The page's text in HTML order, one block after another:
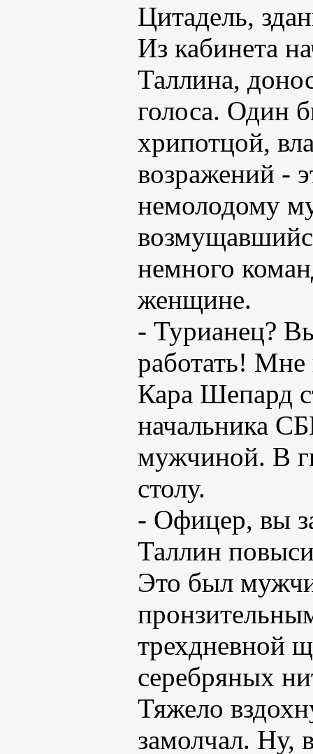
Цитадель,
Из кабинета
Таллина,
голоса. Один
хрипотцой,
возражений -
немолодому
немного
женщине.
- Турианец?
работать!
Кара Шепард
начальника
мужчиной. В
столу.
- Офицер, вы
Таллин
Это был
трехдневной
серебряных
Тяжело
замолчал. Ну,